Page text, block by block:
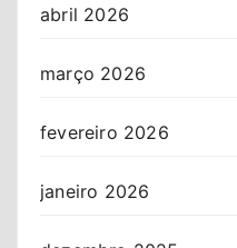
abril 2026
março 2026
fevereiro 2026
janeiro 2026